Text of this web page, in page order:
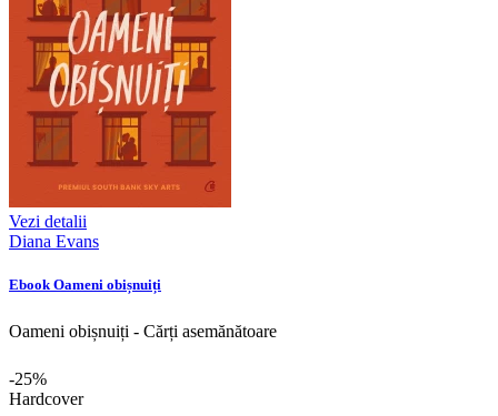
Vezi detalii
Diana Evans
Ebook Oameni obișnuiți
Oameni obișnuiți - Cărți asemănătoare
-25%
Hardcover